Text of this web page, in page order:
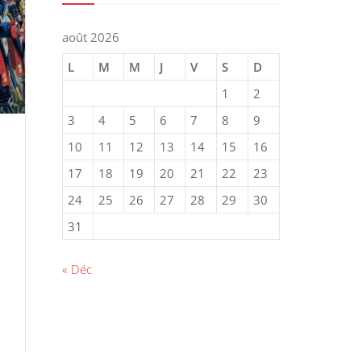
août 2026
L
M M J V S
D
1
2
3
4 5 6 7 8
9
10
11 12 13 14 15
16
17
18 19 20 21 22
23
24
25 26 27 28 29
30
31
« Déc